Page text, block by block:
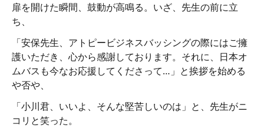
扉を開けた瞬間、鼓動が高鳴る。いざ、先生の前に立
ち、
「安保先生、アトピービジネスバッシングの際にはご擁
護いただき、心から感謝しております。それに、日本オ
ムバスも今なお応援してくださって…」と挨拶を始める
や否や、
「小川君、いいよ、そんな堅苦しいのは」と、先生がニ
コリと笑った。